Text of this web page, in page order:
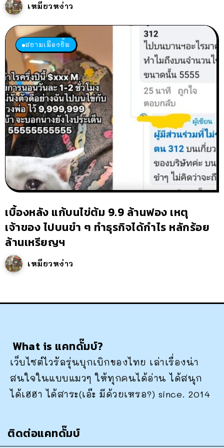
เหมียวหง่าว
สยามเมืองยิ้ม
เบื้องหลัง แก้บนไข่ต้ม 9.9 ล้านฟอง เหตุ
เจ้าของ ไปบนขำ ๆ ทำธุรกิจได้กำไร หลักร้อย
ล้านเหรียญฯ
เหมียวหง่าว
What is แคทดั๊มบ์?
เว็บไซต์ไวรัลรุ่นบุกเบิกของไทย เล่าเรื่องน่า
สนใจในแบบแมวๆ ให้ทุกคนได้อ่าน ได้สนุก
ได้เฮฮา ได้สาระ(เอ๊ะ มีด้วยเหรอ?) since. 2014
ติดต่อแคทดั๊มบ์